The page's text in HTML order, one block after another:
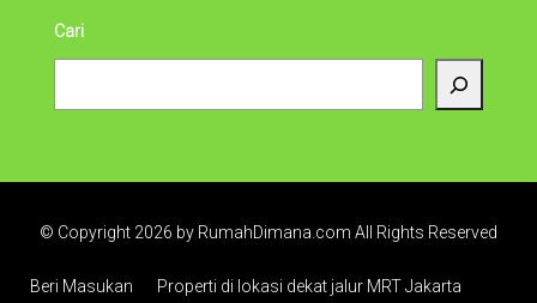
Cari
© Copyright 2026 by RumahDimana.com All Rights Reserved
Beri Masukan Properti di lokasi dekat jalur MRT Jakarta